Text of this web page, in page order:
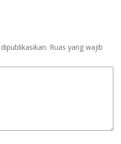
Ruas yang wajib